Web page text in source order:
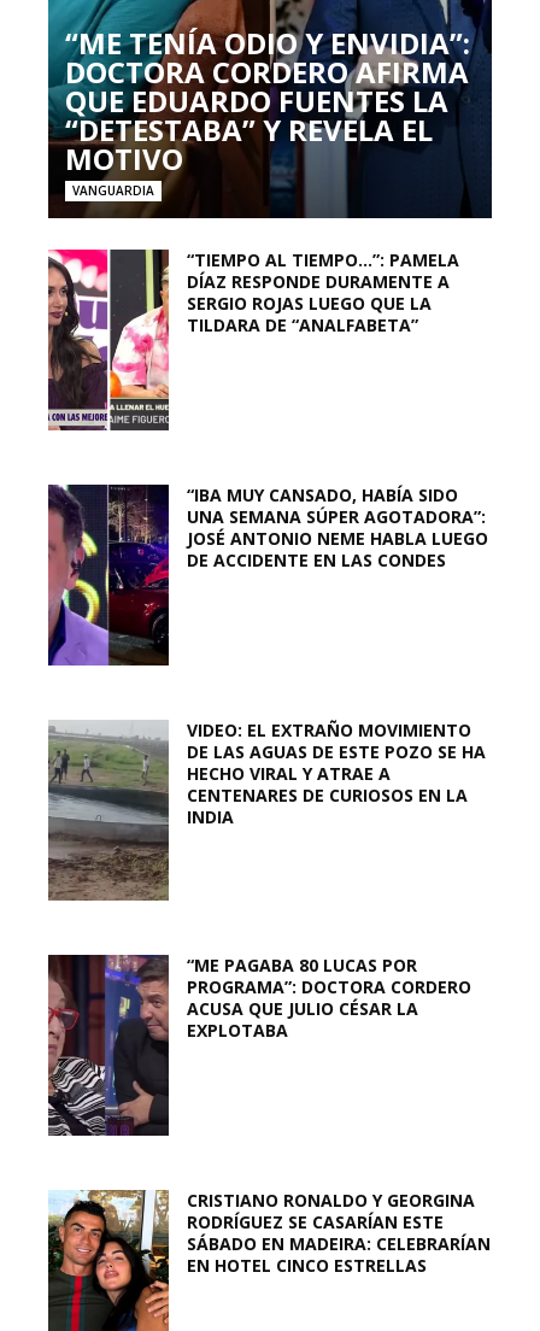
“ME TENÍA ODIO Y ENVIDIA”:
DOCTORA CORDERO AFIRMA
QUE EDUARDO FUENTES LA
“DETESTABA” Y REVELA EL
MOTIVO
VANGUARDIA
“TIEMPO AL TIEMPO…”: PAMELA
DÍAZ RESPONDE DURAMENTE A
SERGIO ROJAS LUEGO QUE LA
TILDARA DE “ANALFABETA”
“IBA MUY CANSADO, HABÍA SIDO
UNA SEMANA SÚPER AGOTADORA”:
JOSÉ ANTONIO NEME HABLA LUEGO
DE ACCIDENTE EN LAS CONDES
VIDEO: EL EXTRAÑO MOVIMIENTO
DE LAS AGUAS DE ESTE POZO SE HA
HECHO VIRAL Y ATRAE A
CENTENARES DE CURIOSOS EN LA
INDIA
“ME PAGABA 80 LUCAS POR
PROGRAMA”: DOCTORA CORDERO
ACUSA QUE JULIO CÉSAR LA
EXPLOTABA
CRISTIANO RONALDO Y GEORGINA
RODRÍGUEZ SE CASARÍAN ESTE
SÁBADO EN MADEIRA: CELEBRARÍAN
EN HOTEL CINCO ESTRELLAS